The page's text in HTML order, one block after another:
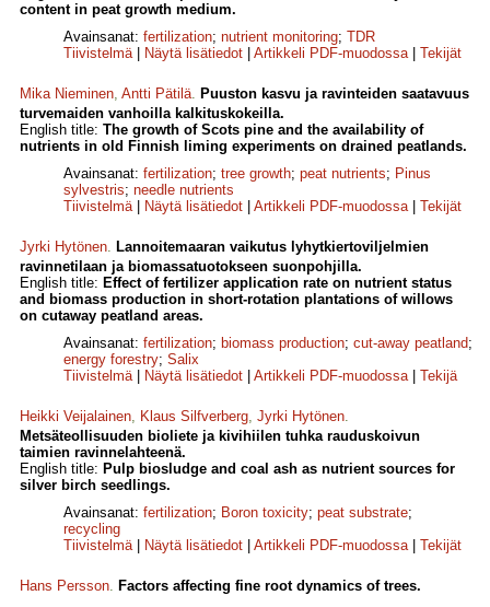
content in peat growth medium.
Avainsanat: fertilization; nutrient monitoring; TDR
Tiivistelmä| Näytä lisätiedot Artikkeli PDF-muodossa| Tekijät
Mika Nieminen, Antti Pätilä. Puuston kasvu ja ravinteiden saatavuus
turvemaiden vanhoilla kalkituskokeilla.
English title: The growth of Scots pine and the availability of
nutrients in old Finnish liming experiments on drained peatlands.
Avainsanat: fertilization; tree growth; peat nutrients; Pinus
sylvestris; needle nutrients
Tiivistelmä| Näytä lisätiedot Artikkeli PDF-muodossa| Tekijät
Jyrki Hytönen. Lannoitemaaran vaikutus lyhytkiertoviljelmien
ravinnetilaan ja biomassatuotokseen suonpohjilla.
English title: Effect of fertilizer application rate on nutrient status
and biomass production in short-rotation plantations of willows
on cut­away peatland areas.
Avainsanat: fertilization; biomass production; cut-away peatland;
energy forestry; Salix
Tiivistelmä| Näytä lisätiedot Artikkeli PDF-muodossa| Tekijä
Heikki Veijalainen, Klaus Silfverberg, Jyrki Hytönen.
Metsäteollisuuden bioliete ja kivihiilen tuhka rauduskoivun
taimien ravinnelahteenä.
English title: Pulp biosludge and coal ash as nutrient sources for
silver birch seedlings.
Avainsanat: fertilization; Boron toxicity; peat substrate;
recycling
Tiivistelmä| Näytä lisätiedot Artikkeli PDF-muodossa| Tekijät
Hans Persson. Factors affecting fine root dynamics of trees.